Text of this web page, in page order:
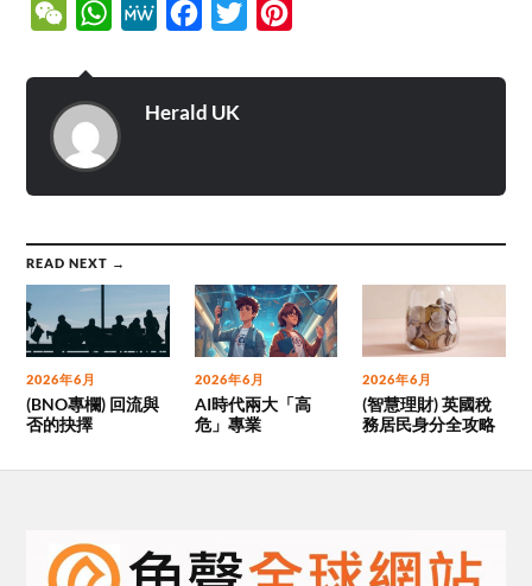
WeChatWhatsApp
MeWe Facebook
Twitter
Herald UK
READ NEXT →
2026年6月
(BNO專欄) 回流與
否的抉擇
2026年6月
AI時代兩大「高
危」專業
2026年6月
(智慧理財) 英國稅
務居民身分全攻略